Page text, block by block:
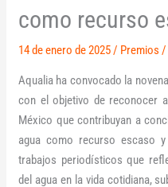
como recurso
14 de enero de 2025/ Premios /
Aqualia ha convocado la
con el objetivo de reconocer
México que contribuyan a
agua como recurso escaso
trabajos periodísticos que
del agua en la vida cotidiana,